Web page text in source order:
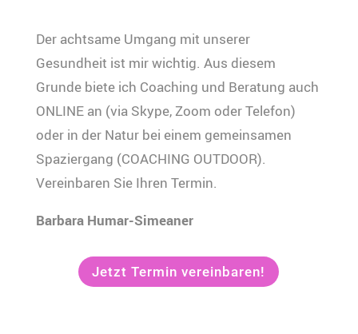
Der achtsame Umgang mit unserer
Gesundheit ist mir wichtig. Aus diesem
Grunde biete ich Coaching und Beratung auch
ONLINE an (via Skype, Zoom oder Telefon)
oder in der Natur bei einem gemeinsamen
Spaziergang (COACHING OUTDOOR).
Vereinbaren Sie Ihren Termin.
Barbara Humar-Simeaner
Jetzt Termin vereinbaren!